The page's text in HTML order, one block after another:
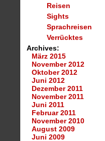
Reisen
Sights
Sprachreisen
Verrücktes
Archives:
März 2015
November 2012
Oktober 2012
Juni 2012
Dezember 2011
November 2011
Juni 2011
Februar 2011
November 2010
August 2009
Juni 2009